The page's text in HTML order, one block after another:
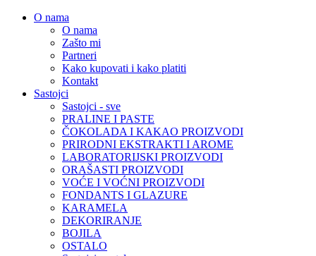
O nama
O nama
Zašto mi
Partneri
Kako kupovati i kako platiti
Kontakt
Sastojci
Sastojci - sve
PRALINE I PASTE
ČOKOLADA I KAKAO PROIZVODI
PRIRODNI EKSTRAKTI I AROME
LABORATORIJSKI PROIZVODI
ORAŠASTI PROIZVODI
VOĆE I VOĆNI PROIZVODI
FONDANTS I GLAZURE
KARAMELA
DEKORIRANJE
BOJILA
OSTALO